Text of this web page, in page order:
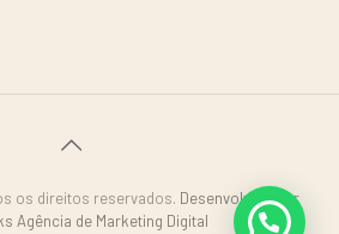
os direitos reservados. Desenvolvido por
Agência de Marketing Digital